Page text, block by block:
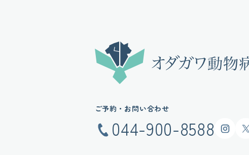
ご予約・お問い合わせ
044-900-8588InstagramX